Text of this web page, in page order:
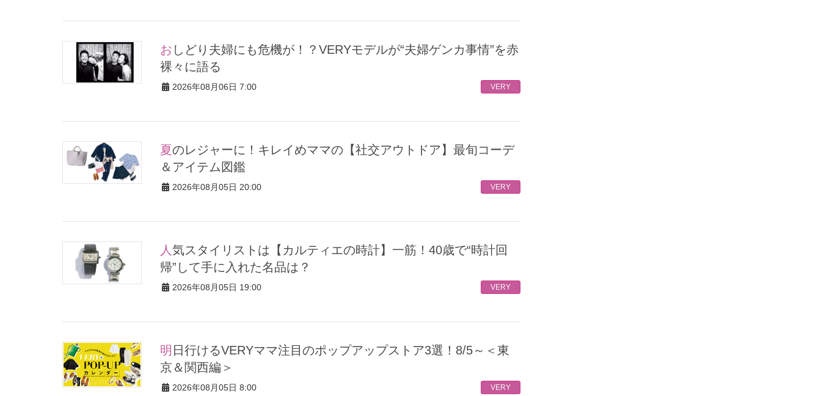
おしどり夫婦にも危機が！？VERYモデルが“夫婦ゲンカ事情”を赤
裸々に語る
2026年08月06日 7:00 VERY
夏のレジャーに！キレイめママの【社交アウトドア】最旬コーデ
＆アイテム図鑑
2026年08月05日 20:00 VERY
人気スタイリストは【カルティエの時計】一筋！40歳で“時計回
帰”して手に入れた名品は？
2026年08月05日 19:00 VERY
明日行けるVERYママ注目のポップアップストア3選！8/5～＜東
京＆関西編＞
2026年08月05日 8:00 VERY